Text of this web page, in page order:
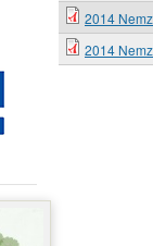
2014
2014